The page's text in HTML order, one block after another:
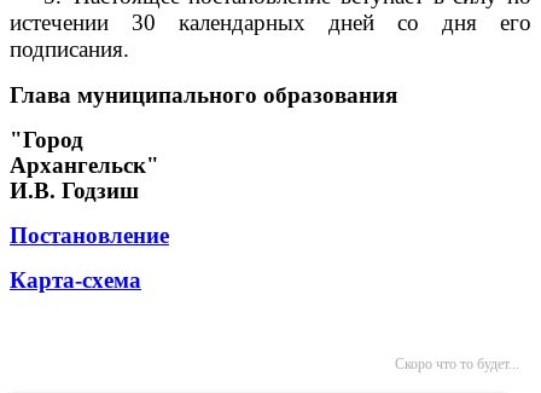
истечении 30 календарных дней со дня его
подписания.
Глава муниципального образования
"Город
Архангельск"
И.В. Годзиш
Постановление
Карта-схема
Скоро что то будет...